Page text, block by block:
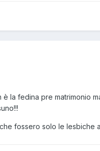
la fedina pre matrimonio
fossero solo le lesbiche